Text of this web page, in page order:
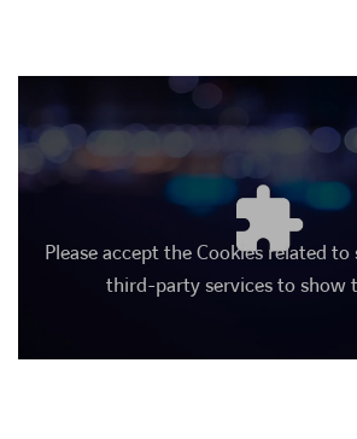
Please accept the Cookies related
third-party services to show